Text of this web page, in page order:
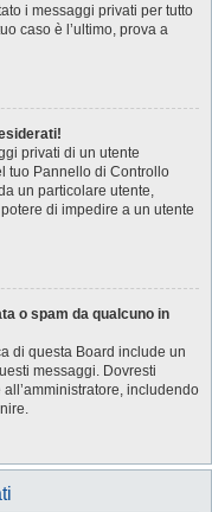
i messaggi privati per tutto
caso è l’ultimo, prova a
privati ​​di un utente
tuo Pannello di Controllo
un particolare utente,
di impedire a un utente
o spam da qualcuno in
di questa Board include un
messaggi. Dovresti
includendo